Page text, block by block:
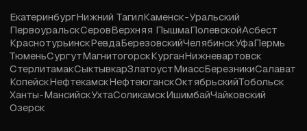
ЕкатеринбургНижний ТагилКаменск-Уральский
ПервоуральскСеровВерхняя ПышмаПолевскойАсбест
КраснотурьинскРевдаБерезовскийЧелябинскУфаПермь
ТюменьСургутМагнитогорскКурганНижневартовск
СтерлитамакСыктывкарЗлатоустМиассБерезникиСалават
КопейскНефтекамскНефтеюганскОктябрьскийТобольск
Ханты-МансийскУхтаСоликамскИшимбайЧайковский
Озерск